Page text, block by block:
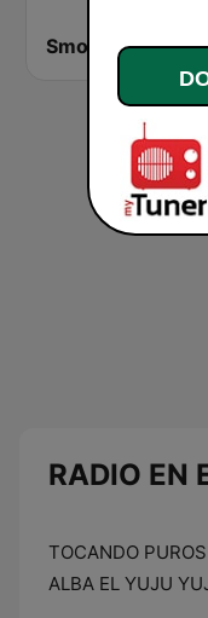
Smooth FM 91.5 Melbourne
RADIO EN
TOCANDO
ALBA EL YUJU